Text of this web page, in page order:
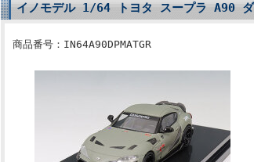
イノモデル 1/64 トヨタ スープラ A90 ダ
商品番号：IN64A90DPMATGR